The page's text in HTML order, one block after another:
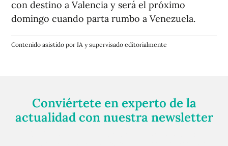
con destino a Valencia y será el próximo
domingo cuando parta rumbo a Venezuela.
Contenido asistido por IA y supervisado editorialmente
Conviértete en experto de la
actualidad con nuestra newsletter